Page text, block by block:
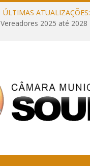
ÚLTIMAS ATUALIZAÇÕES:
Vereadores 2025 até 2028